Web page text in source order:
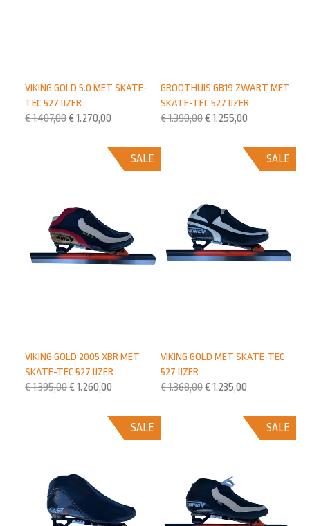
GROOTHUIS GB19 ZWART MET
SKATE-TEC 527 IJZER
€1.390,00€ 1.255,00
VIKING GOLD 5.0 MET SKATE-
TEC 527 IJZER
€1.407,00€ 1.270,00
SALE
VIKING GOLD MET SKATE-TEC
527 IJZER
€1.368,00€ 1.235,00
SALE
VIKING GOLD 2005 XBR MET
SKATE-TEC 527 IJZER
€1.395,00€ 1.260,00
SALE
SALE